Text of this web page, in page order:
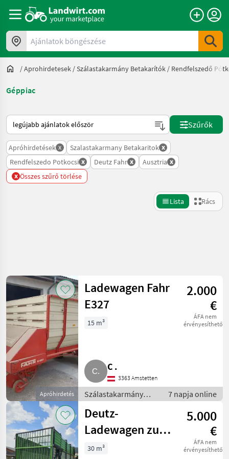
Ajánlatok böngészése
/Aprohirdetesek /Szálastakarmány Betakarítók / Rendfelszedő
Géppiac
Így van sorba rendezve a Landwirt.com-on
Szűrők
Apróhirdetések x Szalastakarmany Betakaritok x
Rendfelszedo Potkocsi x Deutz Fahr x Ausztria x
x Összes szűrő törlése
Lista Rács
Kategória 5 Ország 1 Szűrők
AKTUÁLIS
ÚTVONAL
Mezőgazdasági
gépek/eszközök
Szalastakarmany
Betakaritok
Rendfelszedo
Potkocsi
Deutz
Fahr
KATEGÓRIA
KIVÁLASZTÁSA
Visszaállítás
4 eredmény
Apróhirdetés
Ladewagen Fahr
E327
2.000
€
ÁFA nem
érvényesíthető
15 m³
C .
3363 Amstetten
Szálastakarmány
betakarítók /
Rendfelszedő
pótkocsi
7 napja online
Deutz-
Ladewagen zu
verkaufen
5.000
€
ÁFA nem
érvényesíthető
30 m³